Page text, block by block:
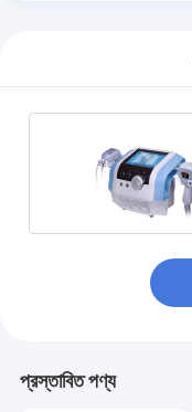
প্রস্তাবিত পণ্য